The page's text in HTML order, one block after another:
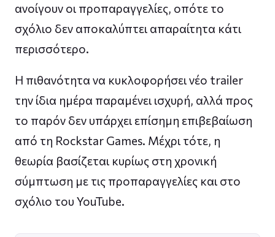
ανοίγουν οι προπαραγγελίες, οπότε το
σχόλιο δεν αποκαλύπτει απαραίτητα κάτι
περισσότερο.
Η πιθανότητα να κυκλοφορήσει νέο trailer
την ίδια ημέρα παραμένει ισχυρή, αλλά προς
το παρόν δεν υπάρχει επίσημη επιβεβαίωση
από τη Rockstar Games. Μέχρι τότε, η
θεωρία βασίζεται κυρίως στη χρονική
σύμπτωση με τις προπαραγγελίες και στο
σχόλιο του YouTube.